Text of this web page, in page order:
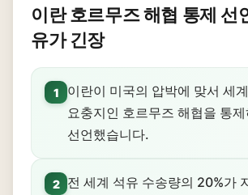
이란 호르무즈 해협 통제 선
유가 긴장
1
이란이 미국의 압박에 맞서 세
요충지인 호르무즈 해협을 통
선언했습니다.
2
전 세계 석유 수송량의 20%가